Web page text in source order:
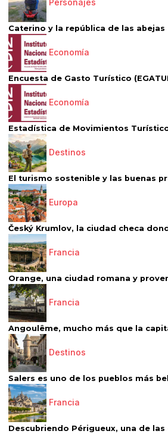
Personajes
Caterino y la república de las abejas
Economía
Encuesta de Gasto Turístico
Economía
Estadística de Movimientos
Destinos
El turismo sostenible y las buenas
Europa
Český Krumlov, la ciudad checa
Francia
Orange, una ciudad romana y
Francia
Angoulême, mucho más que la
Destinos
Salers es uno de los pueblos más
Francia
Descubriendo Périgueux, una de las